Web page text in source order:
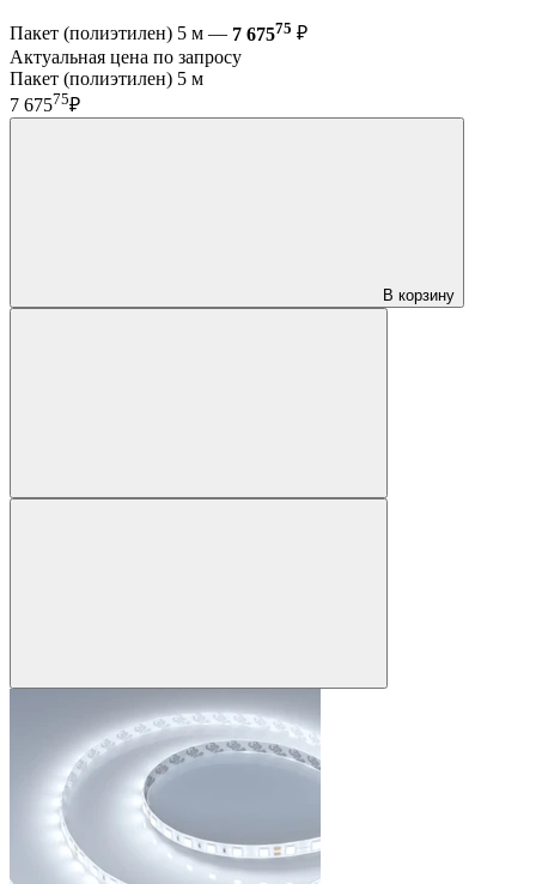
Пакет (полиэтилен) 5 м — 7 67575 ₽
Актуальная цена по запросу
Пакет (полиэтилен) 5 м
7 67575₽
В корзину